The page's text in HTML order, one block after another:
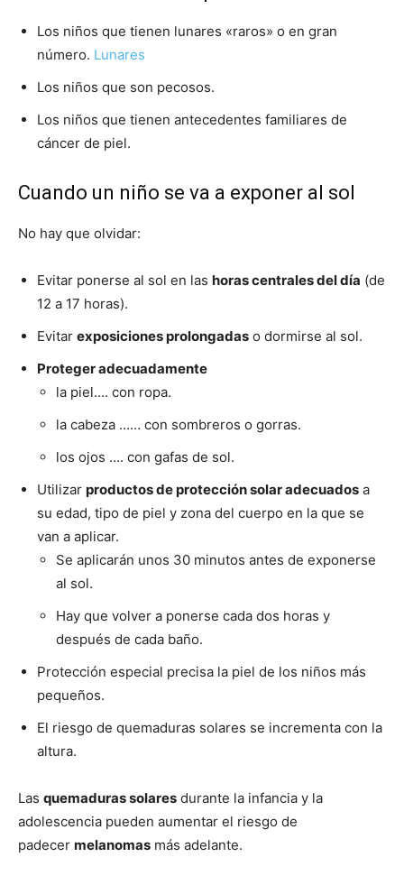
Los niños que tienen lunares «raros» o en gran
número. Lunares
Los niños que son pecosos.
Los niños que tienen antecedentes familiares de
cáncer de piel.
Cuando un niño se va a exponer al sol
No hay que olvidar:
Evitar ponerse al sol en las horas centrales del día (de
12 a 17 horas).
Evitar exposiciones prolongadas o dormirse al sol.
Proteger adecuadamente
la piel…. con ropa.
la cabeza …… con sombreros o gorras.
los ojos …. con gafas de sol.
Utilizar productos de protección solar adecuados a
su edad, tipo de piel y zona del cuerpo en la que se
van a aplicar.
Se aplicarán unos 30 minutos antes de exponerse
al sol.
Hay que volver a ponerse cada dos horas y
después de cada baño.
Protección especial precisa la piel de los niños más
pequeños.
El riesgo de quemaduras solares se incrementa con la
altura.
Las quemaduras solares durante la infancia y la
adolescencia pueden aumentar el riesgo de
padecer melanomas más adelante.